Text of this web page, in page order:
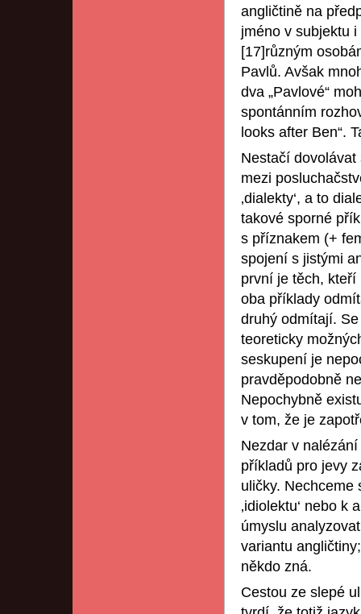
angličtině na
jméno v subjektu
[17]různým
Pavlů. Avšak
dva „Pavlové“
spontánním
looks after Ben“.
Nestačí dovolávat
mezi
‚dialekty‘, a to
takové sporné
s příznakem (+
spojení s jistými
první je těch,
oba příklady
druhý odmítají.
teoreticky
seskupení je
pravděpodobně
Nepochybně
v tom, že je
Nezdar v
příkladů pro jevy
uličky. Nechceme
‚idiolektu‘ nebo
úmyslu
variantu
někdo zná.
Cestou ze slepé